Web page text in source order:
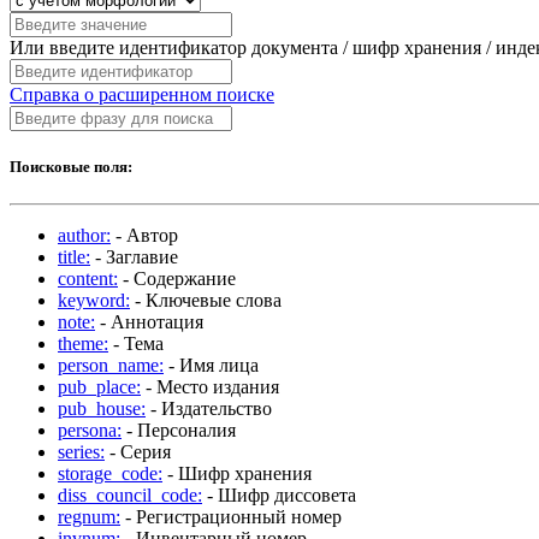
Или введите идентификатор документа / шифр хранения /
Справка о расширенном поиске
Поисковые поля:
author: - Автор
title: - Заглавие
content: - Содержание
keyword: - Ключевые слова
note: - Аннотация
theme: - Тема
person_name: - Имя лица
pub_place: - Место издания
pub_house: - Издательство
persona: - Персоналия
series: - Серия
storage_code: - Шифр хранения
diss_council_code: - Шифр диссовета
regnum: - Регистрационный номер